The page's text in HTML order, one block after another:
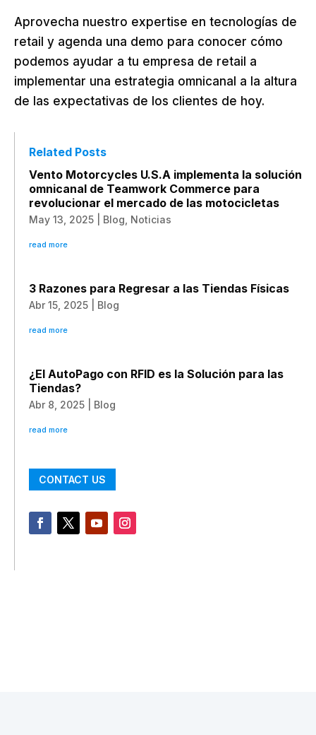
Aprovecha nuestro expertise en tecnologías de
retail y agenda una demo para conocer cómo
podemos ayudar a tu empresa de retail a
implementar una estrategia omnicanal a la altura
de las expectativas de los clientes de hoy.
Related Posts
Vento Motorcycles U.S.A implementa la solución
omnicanal de Teamwork Commerce para
revolucionar el mercado de las motocicletas
May 13, 2025 Blog Noticias
read more
3 Razones para Regresar a las Tiendas Físicas
Abr 15, 2025 Blog
read more
¿El AutoPago con RFID es la Solución para las
Tiendas?
Abr 8, 2025 Blog
read more
CONTACT US